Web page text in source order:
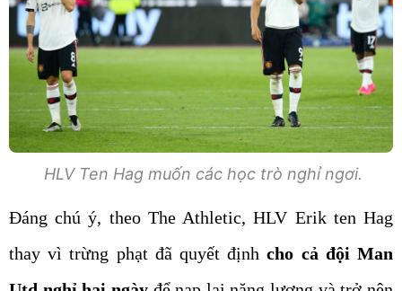
HLV Ten Hag muốn các học trò nghỉ ngơi.
Đáng chú ý, theo The Athletic, HLV Erik ten Hag
thay vì trừng phạt đã quyết địnhcho cả đội Man